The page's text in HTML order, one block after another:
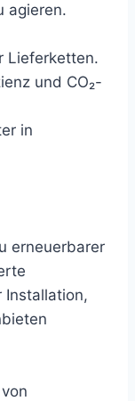
agieren.
Lieferketten.
und CO₂-
in
erneuerbarer
Installation,